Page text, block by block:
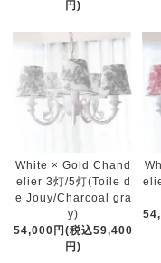
円)
White × Gold Chand
elier 3灯/5灯(Toile d
e Jouy/Charcoal gra
y)
54,000円(税込59,400
円)